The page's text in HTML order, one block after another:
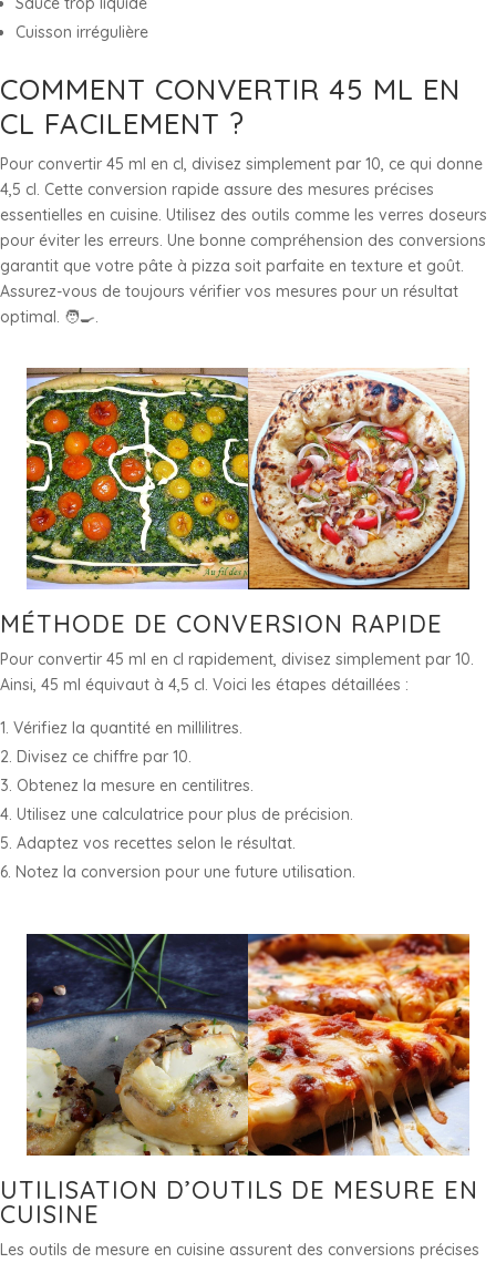
Cuisson irrégulière
COMMENT CONVERTIR 45 ML EN
CL FACILEMENT ?
Pour convertir 45 ml en cl, divisez simplement par 10, ce qui donne
4,5 cl. Cette conversion rapide assure des mesures précises
essentielles en cuisine. Utilisez des outils comme les verres doseurs
pour éviter les erreurs. Une bonne compréhension des conversions
garantit que votre pâte à pizza soit parfaite en texture et goût.
Assurez-vous de toujours vérifier vos mesures pour un résultat
optimal. 🧑‍🍳.
MÉTHODE DE CONVERSION RAPIDE
Pour convertir 45 ml en cl rapidement, divisez simplement par 10.
Ainsi, 45 ml équivaut à 4,5 cl. Voici les étapes détaillées :
Vérifiez la quantité en millilitres.
Divisez ce chiffre par 10.
Obtenez la mesure en centilitres.
Utilisez une calculatrice pour plus de précision.
Adaptez vos recettes selon le résultat.
Notez la conversion pour une future utilisation.
UTILISATION D’OUTILS DE MESURE EN
CUISINE
Les outils de mesure en cuisine assurent des conversions précises